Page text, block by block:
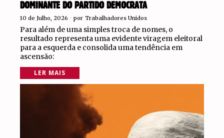
DOMINANTE DO PARTIDO DEMOCRATA
10 de Julho, 2026 por Trabalhadores Unidos
Para além de uma simples troca de nomes, o
resultado representa uma evidente viragem eleitoral
para a esquerda e consolida uma tendência em
ascensão:
LER MAIS